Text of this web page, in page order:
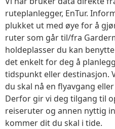
ruteplanlegger, EnTur.
plukket ut med øye for å
ruter som går til/fra
holdeplasser du kan
det enkelt for deg å
tidspunkt eller destinasjon.
du skal nå en flyavgang
Derfor gir vi deg tilgang til
reiseruter og annen nyttig
kommer dit du skal i tide.